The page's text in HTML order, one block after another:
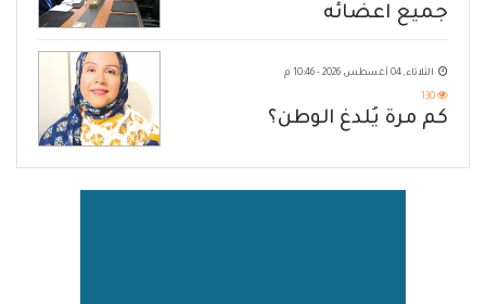
جميع اعضائه
الثلاثاء, 04 أغسطس 2026 - 10:46 م
130
كم مرة يُلدغ الوطن؟